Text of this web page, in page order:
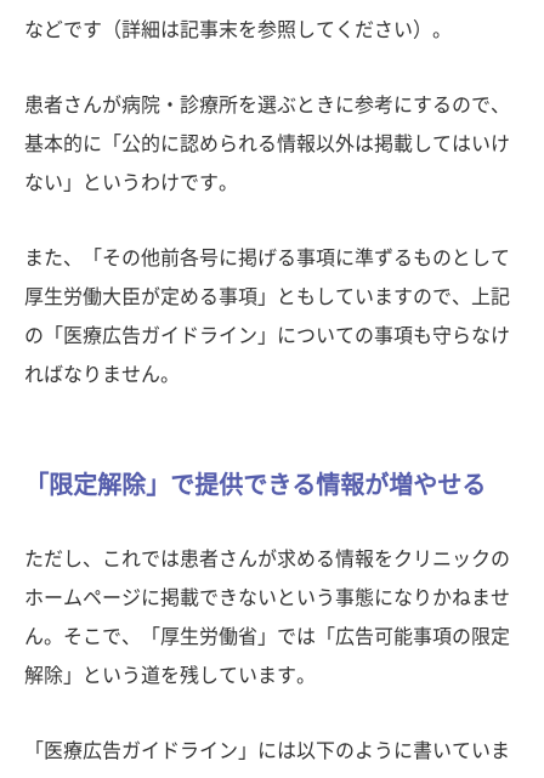
などです（詳細は記事末を参照してください）。
患者さんが病院・診療所を選ぶときに参考にするので、
基本的に「公的に認められる情報以外は掲載してはいけ
ない」というわけです。
また、「その他前各号に掲げる事項に準ずるものとして
厚生労働大臣が定める事項」ともしていますので、上記
の「医療広告ガイドライン」についての事項も守らなけ
ればなりません。
「限定解除」で提供できる情報が増やせる
ただし、これでは患者さんが求める情報をクリニックの
ホームページに掲載できないという事態になりかねませ
ん。そこで、「厚生労働省」では「広告可能事項の限定
解除」という道を残しています。
「医療広告ガイドライン」には以下のように書いていま